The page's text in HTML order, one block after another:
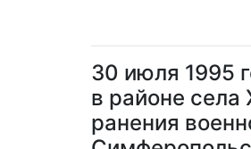
30 июля 1995
в районе села
ранения